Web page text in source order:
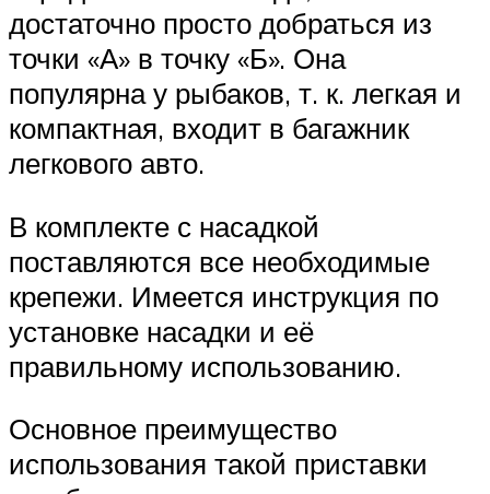
достаточно просто добраться из
точки «А» в точку «Б». Она
популярна у рыбаков, т. к. легкая и
компактная, входит в багажник
легкового авто.
В комплекте с насадкой
поставляются все необходимые
крепежи. Имеется инструкция по
установке насадки и её
правильному использованию.
Основное преимущество
использования такой приставки